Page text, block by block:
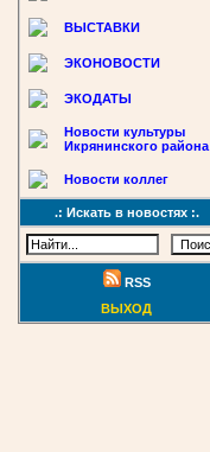
ВЫСТАВКИ
ЭКОНОВОСТИ
ЭКОДАТЫ
Новости культуры
Икрянинского района
Новости коллег
.: Искать в новостях :.
RSS
ВЫХОД